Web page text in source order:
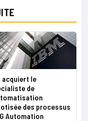
acquiert le
de
des processus
Automation